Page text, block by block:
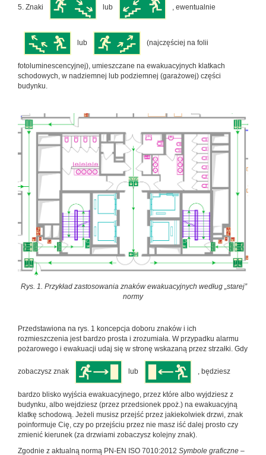
5. Znaki lub , ewentualnie
lub (najczęściej na folii
fotoluminescencyjnej), umieszczane na ewakuacyjnych klatkach
schodowych, w nadziemnej lub podziemnej (garażowej) części
budynku.
Rys. 1. Przykład zastosowania znaków ewakuacyjnych według „starej”
normy
Przedstawiona na rys. 1 koncepcja doboru znaków i ich
rozmieszczenia jest bardzo prosta i zrozumiała. W przypadku alarmu
pożarowego i ewakuacji udaj się w stronę wskazaną przez strzałki. Gdy
zobaczysz znak lub , będziesz
bardzo blisko wyjścia ewakuacyjnego, przez które albo wyjdziesz z
budynku, albo wejdziesz (przez przedsionek ppoż.) na ewakuacyjną
klatkę schodową. Jeżeli musisz przejść przez jakiekolwiek drzwi, znak
poinformuje Cię, czy po przejściu przez nie masz iść dalej prosto czy
zmienić kierunek (za drzwiami zobaczysz kolejny znak).
Zgodnie z aktualną normą PN-EN ISO 7010:2012 Symbole graficzne –